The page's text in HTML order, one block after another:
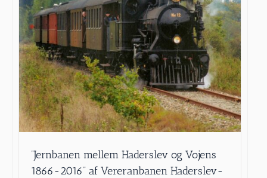
”Jernbanen mellem Haderslev og Vojens
1866-2016” af Vereranbanen Haderslev-